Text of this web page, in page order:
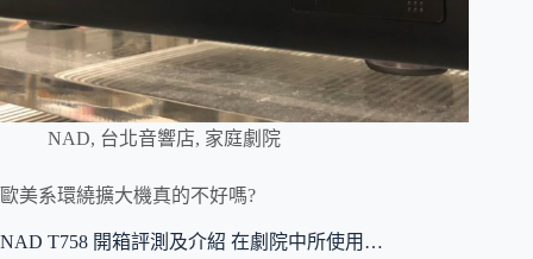
NAD, 台北音響店, 家庭劇院
歐美系環繞擴大機真的不好嗎?
NAD T758 開箱評測及介紹 在劇院中所使用…